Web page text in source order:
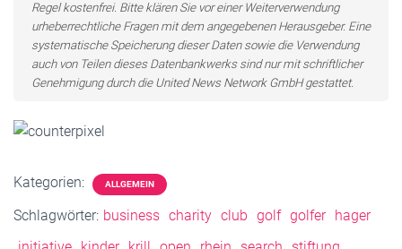
Regel kostenfrei. Bitte klären Sie vor einer Weiterverwendung
urheberrechtliche Fragen mit dem angegebenen Herausgeber. Eine
systematische Speicherung dieser Daten sowie die Verwendung
auch von Teilen dieses Datenbankwerks sind nur mit schriftlicher
Genehmigung durch die United News Network GmbH gestattet.
Kategorien: ALLGEMEIN
Schlagwörter: business charity club golf golfer
hager